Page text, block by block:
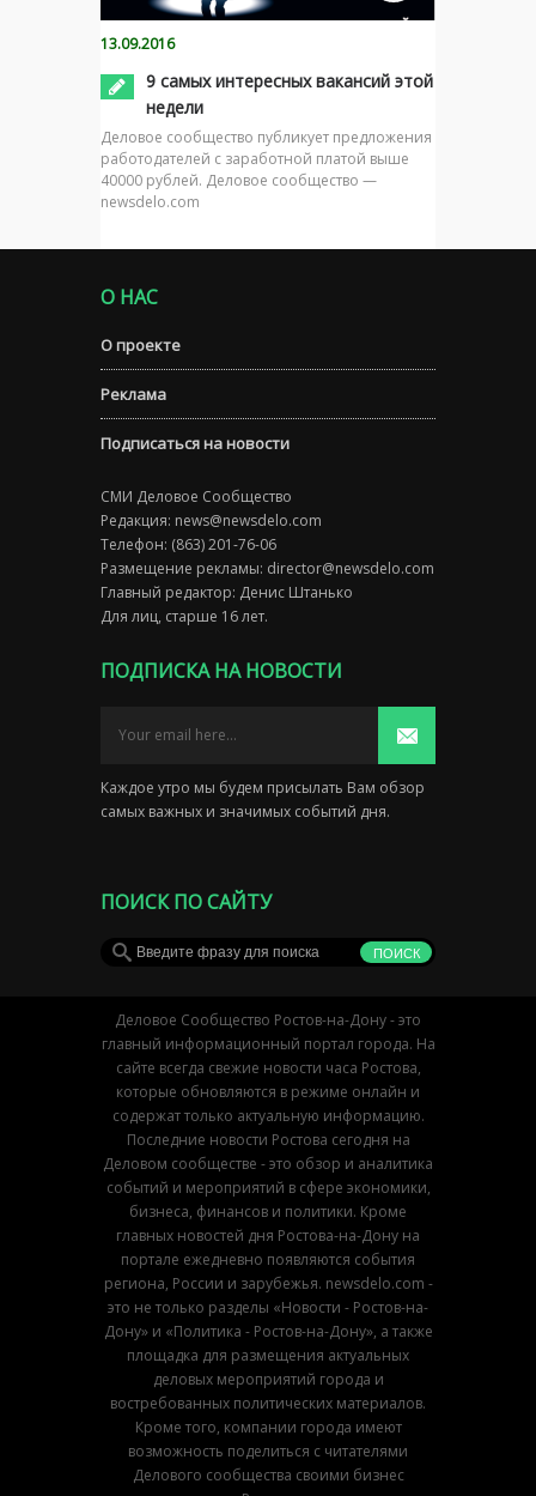
13.09.2016
9 самых интересных вакансий этой
недели
Деловое сообщество публикует предложения
работодателей с заработной платой выше
40000 рублей. Деловое сообщество —
newsdelo.com
О НАС
О проекте
Реклама
Подписаться на новости
СМИ Деловое Сообщество
Редакция: news@newsdelo.com
Телефон: (863) 201-76-06
Размещение рекламы: director@newsdelo.com
Главный редактор: Денис Штанько
Для лиц, старше 16 лет.
ПОДПИСКА НА НОВОСТИ
Каждое утро мы будем присылать Вам обзор
самых важных и значимых событий дня.
ПОИСК ПО САЙТУ
Деловое Сообщество Ростов-на-Дону - это
главный информационный портал города. На
сайте всегда свежие новости часа Ростова,
которые обновляются в режиме онлайн и
содержат только актуальную информацию.
Последние новости Ростова сегодня на
Деловом сообществе - это обзор и аналитика
событий и мероприятий в сфере экономики,
бизнеса, финансов и политики. Кроме
главных новостей дня Ростова-на-Дону на
портале ежедневно появляются события
региона, России и зарубежья. newsdelo.com -
это не только разделы «Новости - Ростов-на-
Дону» и «Политика - Ростов-на-Дону», а также
площадка для размещения актуальных
деловых мероприятий города и
востребованных политических материалов.
Кроме того, компании города имеют
возможность поделиться с читателями
Делового сообщества своими бизнес